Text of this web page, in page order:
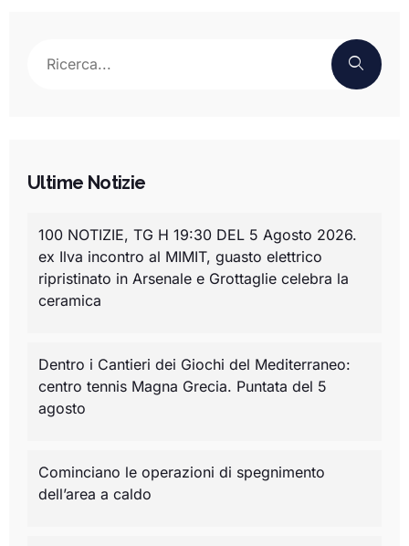
Ultime Notizie
100 NOTIZIE, TG H 19:30 DEL 5 Agosto 2026.
ex Ilva incontro al MIMIT, guasto elettrico
ripristinato in Arsenale e Grottaglie celebra la
ceramica
Dentro i Cantieri dei Giochi del Mediterraneo:
centro tennis Magna Grecia. Puntata del 5
agosto
Cominciano le operazioni di spegnimento
dell’area a caldo